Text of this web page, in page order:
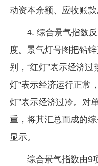
动资本余额、应收账款
4. 综合景气指数
度。景气灯号图把铅
别，“红灯”表示经济过
灯”表示经济运行正常
灯”表示经济过冷。对
重，将其汇总而成的
显示。
综合景气指数由9